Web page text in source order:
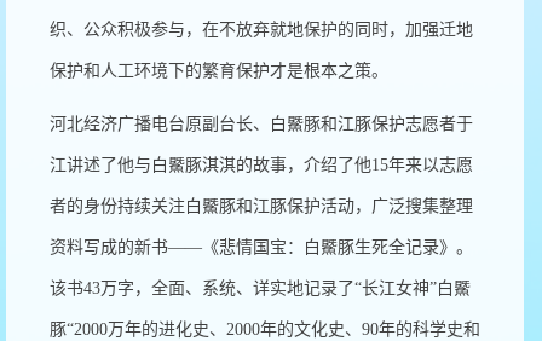
织、公众积极参与，在不放弃就地保护的同时，加强迁地
保护和人工环境下的繁育保护才是根本之策。
河北经济广播电台原副台长、白鱀豚和江豚保护志愿者于
江讲述了他与白鱀豚淇淇的故事，介绍了他15年来以志愿
者的身份持续关注白鱀豚和江豚保护活动，广泛搜集整理
资料写成的新书——《悲情国宝：白鱀豚生死全记录》。
该书43万字，全面、系统、详实地记录了“长江女神”白鱀
豚“2000万年的进化史、2000年的文化史、90年的科学史和